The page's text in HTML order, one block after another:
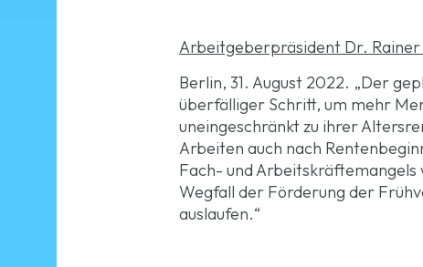
Arbeitgeberpräsident Dr.
Berlin, 31. August 2022. „Der
überfälliger Schritt, um mehr
uneingeschränkt zu ihrer
Arbeiten auch nach
Fach- und
Wegfall der Förderung der
auslaufen.“